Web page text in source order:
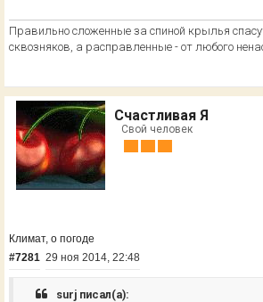
Правильно сложенные за спиной крылья
сквозняков, а расправленные - от любого
Счастливая Я
Свой человек
Климат, о погоде
#7281 29 ноя 2014, 22:48
surj писал(а):